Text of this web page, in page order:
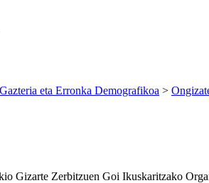
eta Erronka Demografikoa >
Gizarte Zerbitzuen Goi Ikuskaritzako